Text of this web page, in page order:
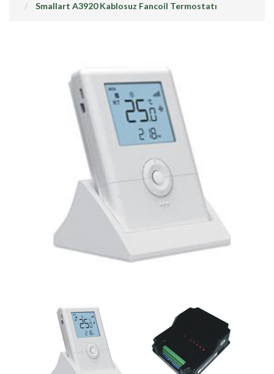
Smallart A3920 Kablosuz Fancoil Termostatı